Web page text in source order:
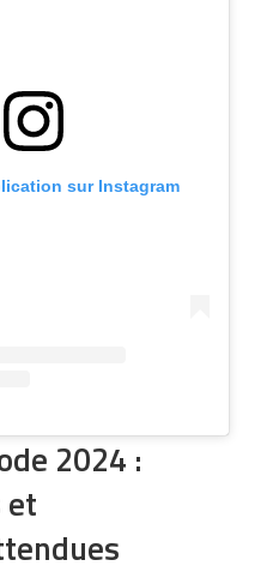
sur Instagram
2024 :
et